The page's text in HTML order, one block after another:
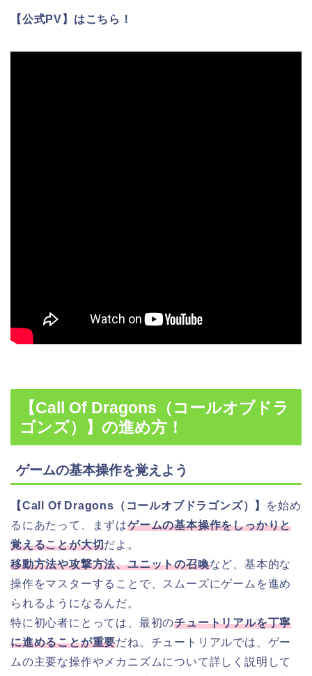
【公式PV】はこちら！
【Call Of Dragons（コールオブドラ
ゴンズ）】の進め方！
ゲームの基本操作を覚えよう
【Call Of Dragons（コールオブドラゴンズ）】
を始め
るにあたって、まずはゲームの基本操作をしっかりと
覚えることが大切だよ。
移動方法や攻撃方法、ユニットの召喚など、基本的な
操作をマスターすることで、スムーズにゲームを進め
られるようになるんだ。
特に初心者にとっては、最初のチュートリアルを丁寧
に進めることが重要だね。チュートリアルでは、ゲー
ムの主要な操作やメカニズムについて詳しく説明して